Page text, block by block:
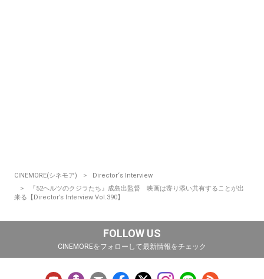
CINEMORE(シネモア)
Director‘s Interview
『52ヘルツのクジラたち』成島出監督 映画は寄り添い共有することが出
来る【Director’s Interview Vol.390】
FOLLOW US
CINEMOREをフォローして最新情報をチェック